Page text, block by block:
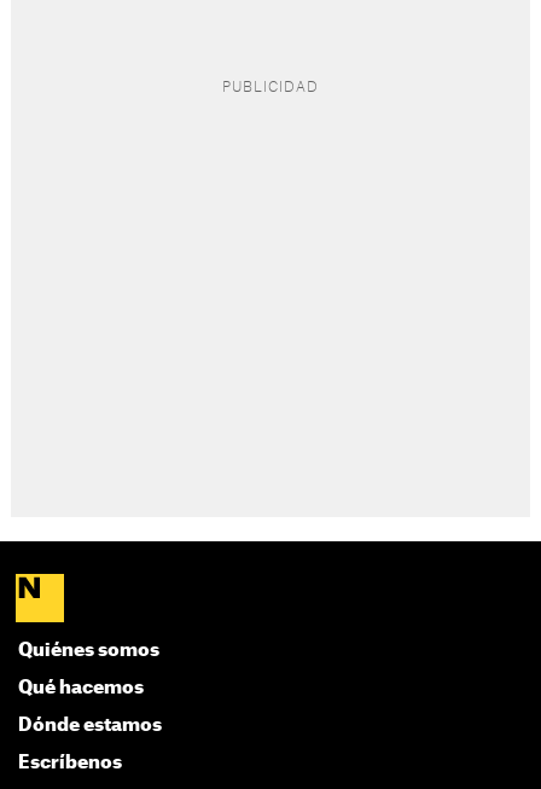
Quiénes somos
Qué hacemos
Dónde estamos
Escríbenos